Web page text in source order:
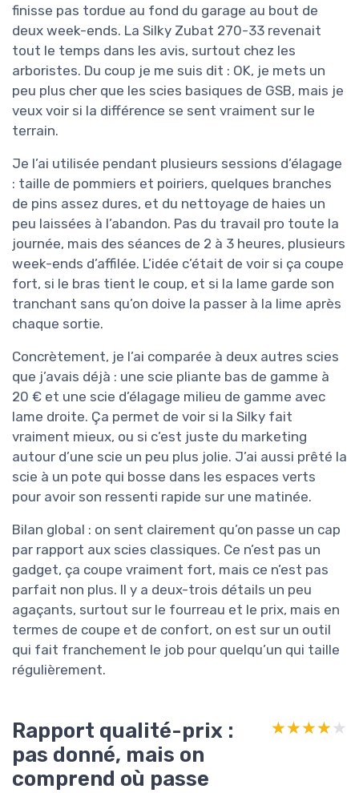
finisse pas tordue au fond du garage au bout de
deux week-ends. La Silky Zubat 270-33 revenait
tout le temps dans les avis, surtout chez les
arboristes. Du coup je me suis dit : OK, je mets un
peu plus cher que les scies basiques de GSB, mais je
veux voir si la différence se sent vraiment sur le
terrain.
Je l’ai utilisée pendant plusieurs sessions d’élagage
: taille de pommiers et poiriers, quelques branches
de pins assez dures, et du nettoyage de haies un
peu laissées à l’abandon. Pas du travail pro toute la
journée, mais des séances de 2 à 3 heures, plusieurs
week-ends d’affilée. L’idée c’était de voir si ça coupe
fort, si le bras tient le coup, et si la lame garde son
tranchant sans qu’on doive la passer à la lime après
chaque sortie.
Concrètement, je l’ai comparée à deux autres scies
que j’avais déjà : une scie pliante bas de gamme à
20 € et une scie d’élagage milieu de gamme avec
lame droite. Ça permet de voir si la Silky fait
vraiment mieux, ou si c’est juste du marketing
autour d’une scie un peu plus jolie. J’ai aussi prêté la
scie à un pote qui bosse dans les espaces verts
pour avoir son ressenti rapide sur une matinée.
Bilan global : on sent clairement qu’on passe un cap
par rapport aux scies classiques. Ce n’est pas un
gadget, ça coupe vraiment fort, mais ce n’est pas
parfait non plus. Il y a deux-trois détails un peu
agaçants, surtout sur le fourreau et le prix, mais en
termes de coupe et de confort, on est sur un outil
qui fait franchement le job pour quelqu’un qui taille
régulièrement.
Rapport qualité-prix :
pas donné, mais on
comprend où passe
★★★★★
★★★★★